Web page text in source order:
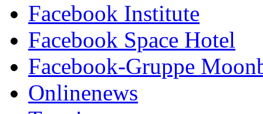
Facebook Institute
Facebook Space Hotel
Facebook-Gruppe
Onlinenews